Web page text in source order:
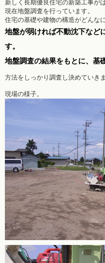
新しく長期優良住宅の新築工事が
現在地盤調査を行っています。
住宅の基礎や建物の構造がどんな
地盤が弱ければ不動沈下など
す。
地盤調査の結果をもとに、基
方法をしっかり調査し決めていきま
現場の様子。